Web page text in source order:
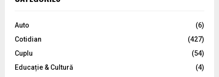
h
o
:
C
Auto
(6)
Cotidian
(427)
Cuplu
(54)
Educație & Cultură
(4)